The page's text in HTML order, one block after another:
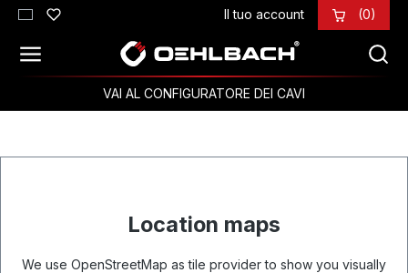
Passa al contenuto principale Il tuo account (0)
VAI AL CONFIGURATORE DEI CAVI
Location maps
We use OpenStreetMap as tile provider to show you visually